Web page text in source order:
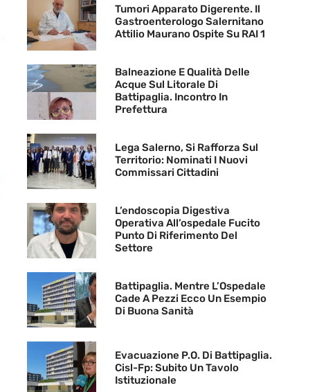
Tumori Apparato Digerente. Il
Gastroenterologo Salernitano
Attilio Maurano Ospite Su RAI 1
Balneazione E Qualità Delle
Acque Sul Litorale Di
Battipaglia. Incontro In
Prefettura
Lega Salerno, Si Rafforza Sul
Territorio: Nominati I Nuovi
Commissari Cittadini
L’endoscopia Digestiva
Operativa All’ospedale Fucito
Punto Di Riferimento Del
Settore
Battipaglia. Mentre L’Ospedale
Cade A Pezzi Ecco Un Esempio
Di Buona Sanità
Evacuazione P.O. Di Battipaglia.
Cisl-Fp: Subito Un Tavolo
Istituzionale